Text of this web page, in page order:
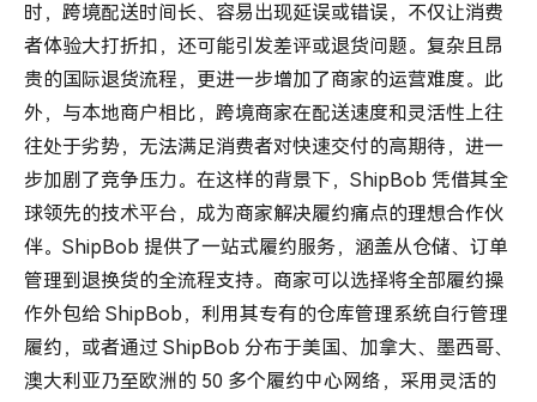
时，跨境配送时间长、容易出现延误或错误，不仅让消费
者体验大打折扣，还可能引发差评或退货问题。复杂且昂
贵的国际退货流程，更进一步增加了商家的运营难度。此
外，与本地商户相比，跨境商家在配送速度和灵活性上往
往处于劣势，无法满足消费者对快速交付的高期待，进一
步加剧了竞争压力。在这样的背景下，ShipBob 凭借其全
球领先的技术平台，成为商家解决履约痛点的理想合作伙
伴。ShipBob 提供了一站式履约服务，涵盖从仓储、订单
管理到退换货的全流程支持。商家可以选择将全部履约操
作外包给 ShipBob，利用其专有的仓库管理系统自行管理
履约，或者通过 ShipBob 分布于美国、加拿大、墨西哥、
澳大利亚乃至欧洲的 50 多个履约中心网络，采用灵活的